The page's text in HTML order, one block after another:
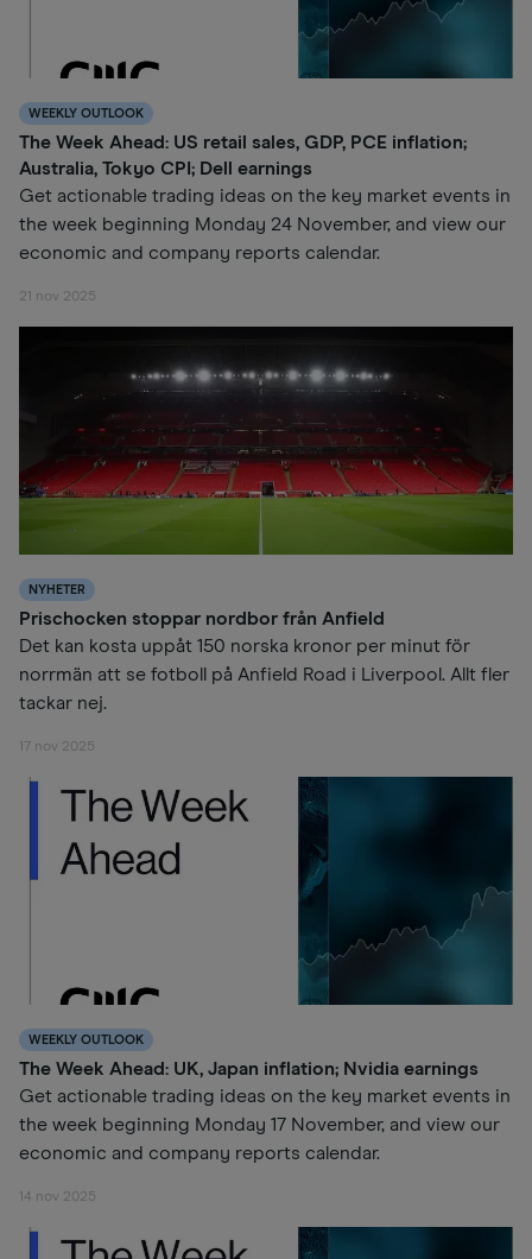
WEEKLY OUTLOOK
The Week Ahead: US retail sales, GDP, PCE inflation;
Australia, Tokyo CPI; Dell earnings
Get actionable trading ideas on the key market events in
the week beginning Monday 24 November, and view our
economic and company reports calendar.
21 nov 2025
NYHETER
Prischocken stoppar nordbor från Anfield
Det kan kosta uppåt 150 norska kronor per minut för
norrmän att se fotboll på Anfield Road i Liverpool. Allt fler
tackar nej.
17 nov 2025
WEEKLY OUTLOOK
The Week Ahead: UK, Japan inflation; Nvidia earnings
Get actionable trading ideas on the key market events in
the week beginning Monday 17 November, and view our
economic and company reports calendar.
14 nov 2025